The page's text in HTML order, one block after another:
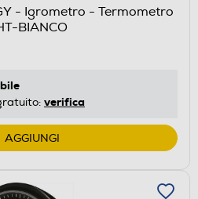
- Igrometro - Termometro
BIANCO
verifica
AGGIUNGI